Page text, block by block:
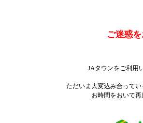
ご迷惑
JAタウンをご利用
ただいま大変込み合って
お時間をおいて